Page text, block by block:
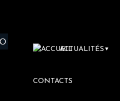
ACTUALITÉS ▼
CONTACTS